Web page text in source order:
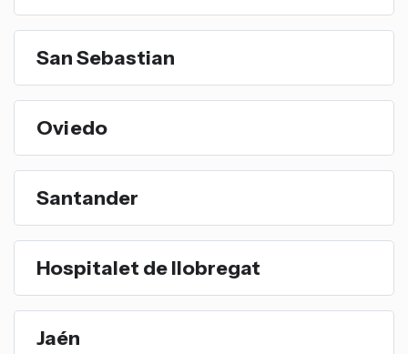
San Sebastian
Oviedo
Santander
Hospitalet de llobregat
Jaén